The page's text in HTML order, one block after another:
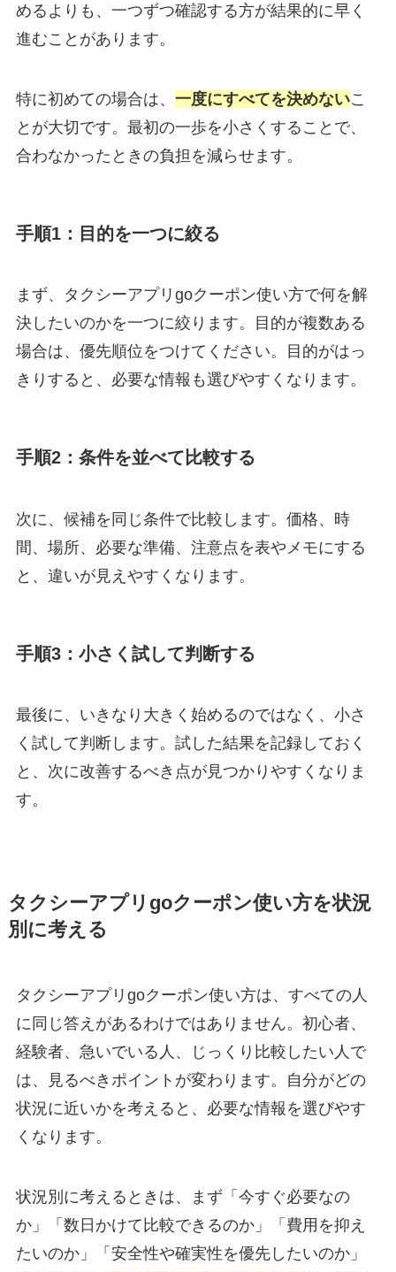
めるよりも、一つずつ確認する方が結果的に早く
進むことがあります。
特に初めての場合は、 一度にすべてを決めないこ
とが大切です。最初の一歩を小さくすることで、
合わなかったときの負担を減らせます。
手順1：目的を一つに絞る
まず、タクシーアプリgoクーポン使い方で何を解
決したいのかを一つに絞ります。目的が複数ある
場合は、優先順位をつけてください。目的がはっ
きりすると、必要な情報も選びやすくなります。
手順2：条件を並べて比較する
次に、候補を同じ条件で比較します。価格、時
間、場所、必要な準備、注意点を表やメモにする
と、違いが見えやすくなります。
手順3：小さく試して判断する
最後に、いきなり大きく始めるのではなく、小さ
く試して判断します。試した結果を記録しておく
と、次に改善するべき点が見つかりやすくなりま
す。
タクシーアプリgoクーポン使い方を状況
別に考える
タクシーアプリgoクーポン使い方は、すべての人
に同じ答えがあるわけではありません。初心者、
経験者、急いでいる人、じっくり比較したい人で
は、見るべきポイントが変わります。自分がどの
状況に近いかを考えると、必要な情報を選びやす
くなります。
状況別に考えるときは、まず「今すぐ必要なの
か」「数日かけて比較できるのか」「費用を抑え
たいのか」「安全性や確実性を優先したいのか」